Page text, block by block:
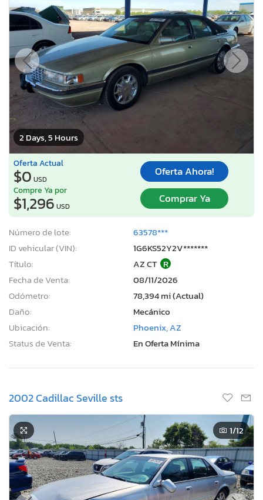
2 Days, 5 Hours
Oferta Actual
$0 USD
Oferta Ahora!
Compre Ya por
$1,296 USD
Comprar Ya
Número de lote:
63578***
ID vehicular (VIN):
1G6KS52Y2V*******
Título:
AZ CT R
Fecha de Venta:
08/11/2026
Odómetro:
78,394 mi (Actual)
Daño:
Mecánico
Ubicación:
Phoenix, AZ
Status de Venta:
En Oferta Mínima
2002 Cadillac Seville sts
1/12